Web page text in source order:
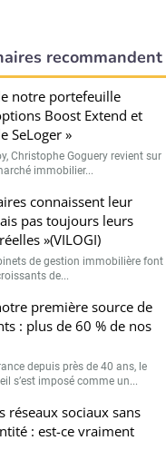
recommandent
notre portefeuille
Boost Extend et
SeLoger »
Christophe Goguery revient sur
immobilier...
connaissent leur
pas toujours leurs
»(VILOGI)
de gestion immobilière font
de...
première source de
: plus de 60 % de nos
depuis près de 40 ans, le
s’est imposé comme un...
réseaux sociaux sans
: est-ce vraiment